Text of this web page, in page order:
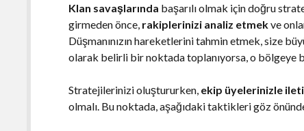
Klan savaşlarında başarılı olmak için doğru
girmeden önce, rakiplerinizi analiz etmekve
Düşmanınızın hareketlerini tahmin etmek, size
olarak belirli bir noktada toplanıyorsa, o bölgeye
Stratejilerinizi oluştururken, ekip üyelerinizle
olmalı. Bu noktada, aşağıdaki taktikleri göz